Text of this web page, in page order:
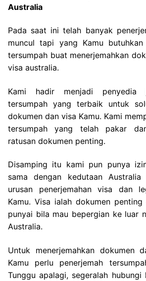
Australia
Pada saat ini telah banyak
muncul tapi yang Kamu
tersumpah buat menerjemahkan
visa australia.
Kami hadir menjadi penyedia
tersumpah yang terbaik untuk
dokumen dan visa Kamu. Kami
tersumpah yang telah pakar
ratusan dokumen penting.
Disamping itu kami pun punya
sama dengan kedutaan Australia
urusan penerjemahan visa dan
Kamu. Visa ialah dokumen
punyai bila mau bepergian ke luar
Australia.
Untuk menerjemahkan dokumen
Kamu perlu penerjemah
Tunggu apalagi, segeralah hubungi